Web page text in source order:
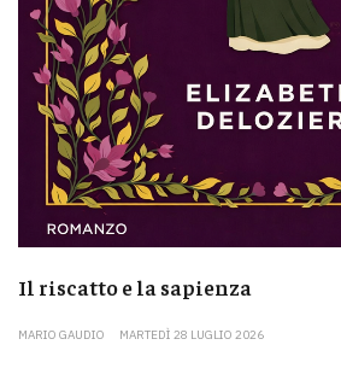
Il riscatto e la sapienza
MARIO GAUDIO MARTEDÌ 28 LUGLIO 2026